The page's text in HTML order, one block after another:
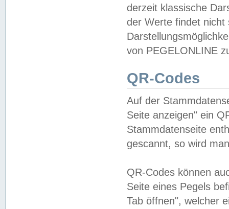
derzeit klassische
der Werte findet
von PEGELONLINE
QR-Codes
Auf der
Seite anzeigen" ein
Stammdatenseite
gescannt, so wird
QR-Codes können
Seite eines Pegels
Tab öffnen", welcher